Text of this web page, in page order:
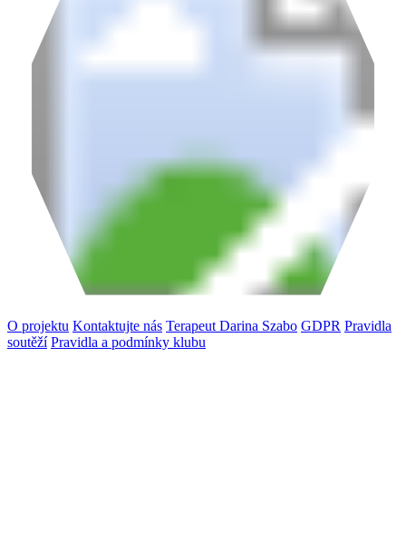
O projektu Kontaktujte nás Terapeut Darina Szabo GDPR Pravidla
soutěží Pravidla a podmínky klubu